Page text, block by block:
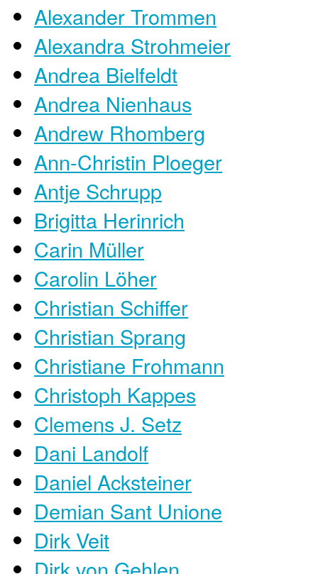
Alexander Trommen
Alexandra Strohmeier
Andrea Bielfeldt
Andrea Nienhaus
Andrew Rhomberg
Ann-Christin Ploeger
Antje Schrupp
Brigitta Herinrich
Carin Müller
Carolin Löher
Christian Schiffer
Christian Sprang
Christiane Frohmann
Christoph Kappes
Clemens J. Setz
Dani Landolf
Daniel Acksteiner
Demian Sant Unione
Dirk Veit